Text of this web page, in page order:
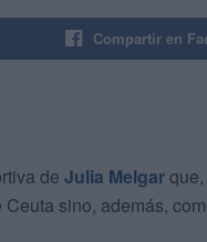
Compartir en
de Julia Melgar
sino, además,